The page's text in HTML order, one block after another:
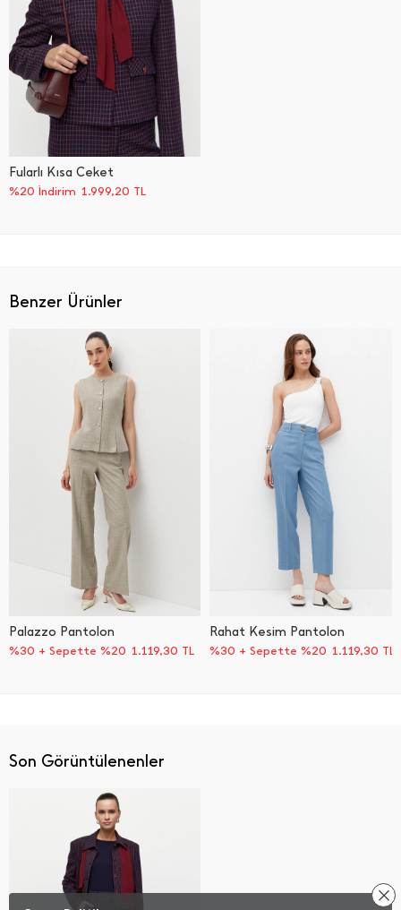
Benzer Ürünler
Palazzo Pantolon
%30 + Sepette %20 1.119,30 TL
Rahat Kesim Pantolon
%30 + Sepette %20 1.119,30 TL
Fularlı Kısa Ceket
%20 İndirim 1.999,20 TL
Son Görüntülenenler